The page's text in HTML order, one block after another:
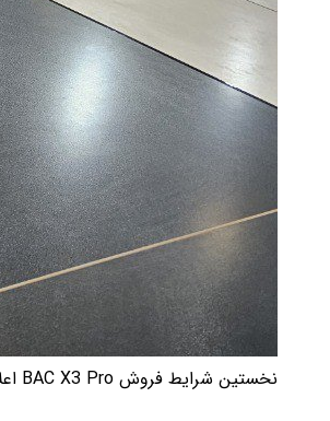
نخستین شرایط فروش BAC X3 Pro اعلام شد